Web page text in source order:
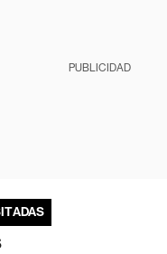
PUBLICIDAD